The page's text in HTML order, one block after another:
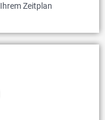
Zeitplan